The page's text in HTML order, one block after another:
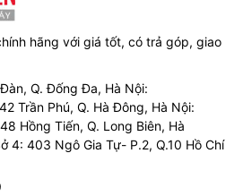
hãng với giá tốt, có trả góp, giao
Q. Đống Đa, Hà Nội:
Trần Phú, Q. Hà Đông, Hà Nội:
Hồng Tiến, Q. Long Biên, Hà
4: 403 Ngô Gia Tự- P.2, Q.10 Hồ Chí